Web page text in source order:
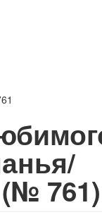
(№ 761)